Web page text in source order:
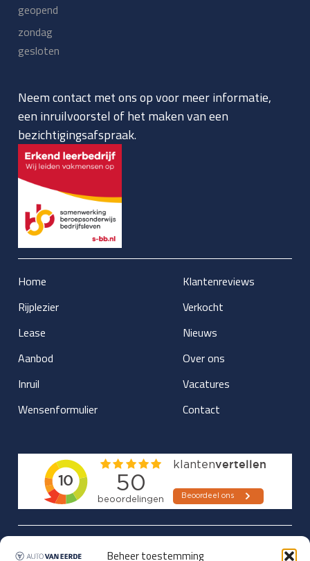
Beheer toestemming
geopend
zondag
gesloten
Neem contact met ons op voor meer informatie,
een inruilvoorstel of het maken van een
bezichtigingsafspraak.
Home
Rijplezier
Lease
Aanbod
Inruil
Wensenformulier
Klantenreviews
Verkocht
Nieuws
Over ons
Vacatures
Contact
Updates over nieuwbinnen-komers